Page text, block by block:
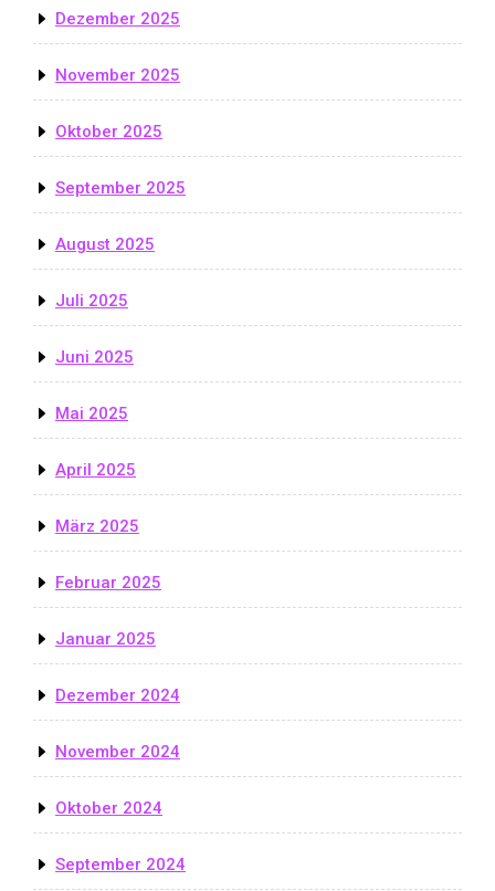
Dezember 2025
November 2025
Oktober 2025
September 2025
August 2025
Juli 2025
Juni 2025
Mai 2025
April 2025
März 2025
Februar 2025
Januar 2025
Dezember 2024
November 2024
Oktober 2024
September 2024